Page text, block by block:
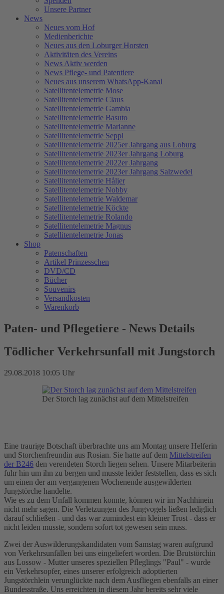
Unsere Partner
News
Neues vom Hof
Medienberichte
Neues aus den Loburger Horsten
Aktivitäten des Vereins
News Aktiv werden
News Pflege- und Patentiere
Neues aus unserem WhatsApp-Kanal
Satellitentelemetrie Mose
Satellitentelemetrie Claus
Satellitentelemetrie Gambia
Satellitentelemetrie Basuto
Satellitentelemetrie Marianne
Satellitentelemetrie Seppl
Satellitentelemetrie 2025er Jahrgang aus Loburg
Satellitentelemetrie 2023er Jahrgang Loburg
Satellitentelemetrie 2022er Jahrgang
Satellitentelemetrie 2023er Jahrgang Salzwedel
Satellitentelemetrie Håljer
Satellitentelemetrie Nobby
Satellitentelemetrie Waldemar
Satellitentelemetrie Köckte
Satellitentelemetrie Rolando
Satellitentelemetrie Magnus
Satellitentelemetrie Jonas
Shop
Patenschaften
Artikel Prinzesschen
DVD/CD
Bücher
Souvenirs
Versandkosten
Warenkorb
Paten- und Pflegetiere - News Details
Tödlicher Verkehrsunfall mit Jungstorch
29.08.2018 10:05 Uhr
Der Storch lag zunächst auf dem Mittelstreifen
Eine traurige Botschaft überbrachte uns am Montag unsere Helferin
und Storchenfreundin aus Rosian. Sie hatte auf dem Mittelstreifen
der B246 den verendeten Storch liegen sehen. Unsere Mitarbeiterin
fuhr hin um ihn zu bergen und musste leider feststellen, dass es sich
um einen der am vergangenen Wochenende ausgewilderten
Jungstörche handelte.
Wie es zu dem Unfall kommen konnte, können wir im Nachhinein
nicht mehr sagen. Die Verletzungen des Jungvogels ließen lediglich
darauf schließen - und das war zumindest ein kleiner Trost - dass er
nicht leiden musste, sondern sofort tot gewesen sein muss.
Zwei der Auswilderungskandidaten vom Samstag waren aufgrund
von Verkehrsunfällen bei uns eingeliefert worden. Die Brutstörchin
aus Lossow - Mutter unseres speziellen Pfleglings "Paul" - wurde
ein Verkehrsopfer, eines unserer erfolgreich adoptierten
Jungstörchlein verunglückte nach dem Ausfliegen ebenfalls an einer
Bundesstraße. Uns erreichten in diesem Jahr bereits sehr viele